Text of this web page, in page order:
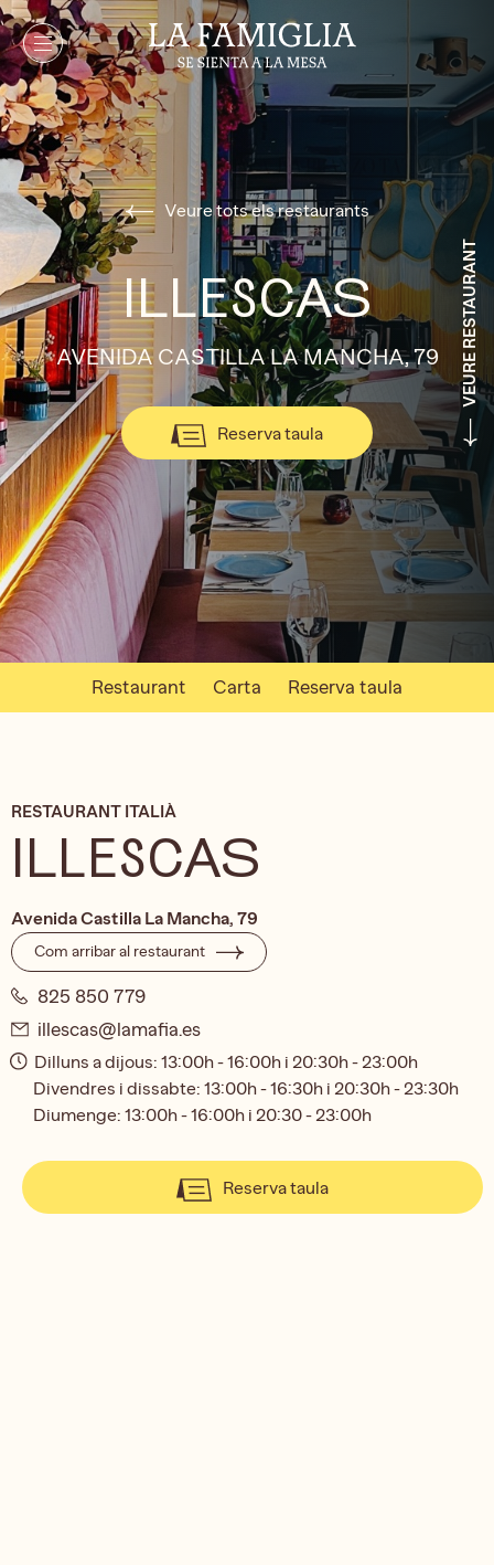
Veure tots els restaurants
VEURE RESTAURANT
ILLESCAS
AVENIDA CASTILLA LA MANCHA, 79
Reserva taula
Restaurant Carta Reserva taula
RESTAURANT ITALIÀ
ILLESCAS
Avenida Castilla La Mancha, 79
Com arribar al restaurant
825 850 779
illescas@lamafia.es
Dilluns a dijous: 13:00h - 16:00h i 20:30h - 23:00h
Divendres i dissabte: 13:00h - 16:30h i 20:30h - 23:30h
Diumenge: 13:00h - 16:00h i 20:30 - 23:00h
Reserva taula